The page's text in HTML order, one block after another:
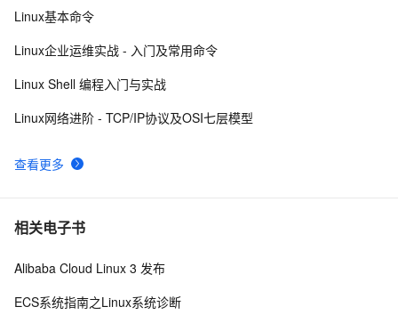
du查看文件和目录占用的磁盘空间linux中的grep 过滤查
找及“|”管道符、gzip/gunzip 压缩、zip/unzip 压缩
10 linux软件包管理rpm
查看更多
Linux基本命令
Linux企业运维实战 - 入门及常用命令
Linux Shell 编程入门与实战
Linux网络进阶 - TCP/IP协议及OSI七层模型
相关电子书
Alibaba Cloud Linux 3 发布
ECS系统指南之Linux系统诊断